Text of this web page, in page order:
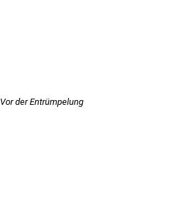
Vor der Entrümpelung